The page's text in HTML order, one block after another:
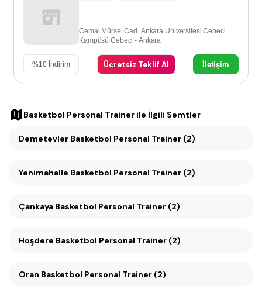
Cemal Mürsel Cad. Ankara Üniversitesi Cebeci
Kampüsü Cebeci - Ankara
%10 İndirim Ücretsiz Teklif Al İletişim
Basketbol Personal Trainer ile İlgili Semtler
Demetevler Basketbol Personal Trainer (2)
Yenimahalle Basketbol Personal Trainer (2)
Çankaya Basketbol Personal Trainer (2)
Hoşdere Basketbol Personal Trainer (2)
Oran Basketbol Personal Trainer (2)